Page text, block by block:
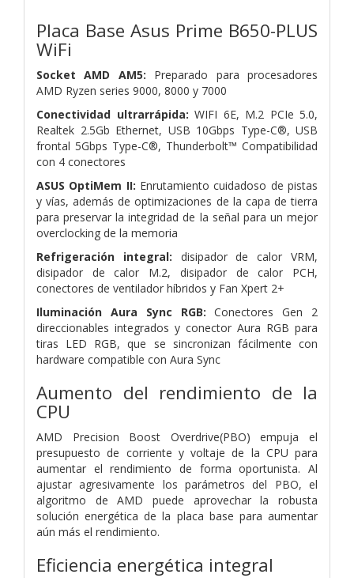
Placa Base Asus Prime B650-PLUS
WiFi
Socket AMD AM5: Preparado para procesadores
AMD Ryzen series 9000, 8000 y 7000
Conectividad ultrarrápida: WIFI 6E, M.2 PCIe 5.0,
Realtek 2.5Gb Ethernet, USB 10Gbps Type-C®, USB
frontal 5Gbps Type-C®, Thunderbolt™ Compatibilidad
con 4 conectores
ASUS OptiMem II: Enrutamiento cuidadoso de pistas
y vías, además de optimizaciones de la capa de tierra
para preservar la integridad de la señal para un mejor
overclocking de la memoria
Refrigeración integral: disipador de calor VRM,
disipador de calor M.2, disipador de calor PCH,
conectores de ventilador híbridos y Fan Xpert 2+
Iluminación Aura Sync RGB: Conectores Gen 2
direccionables integrados y conector Aura RGB para
tiras LED RGB, que se sincronizan fácilmente con
hardware compatible con Aura Sync
Aumento del rendimiento de la
CPU
AMD Precision Boost Overdrive(PBO) empuja el
presupuesto de corriente y voltaje de la CPU para
aumentar el rendimiento de forma oportunista. Al
ajustar agresivamente los parámetros del PBO, el
algoritmo de AMD puede aprovechar la robusta
solución energética de la placa base para aumentar
aún más el rendimiento.
Eficiencia energética integral